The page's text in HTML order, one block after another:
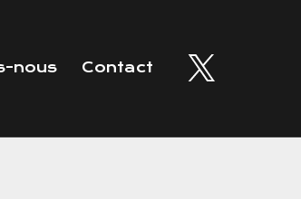
nous Contact